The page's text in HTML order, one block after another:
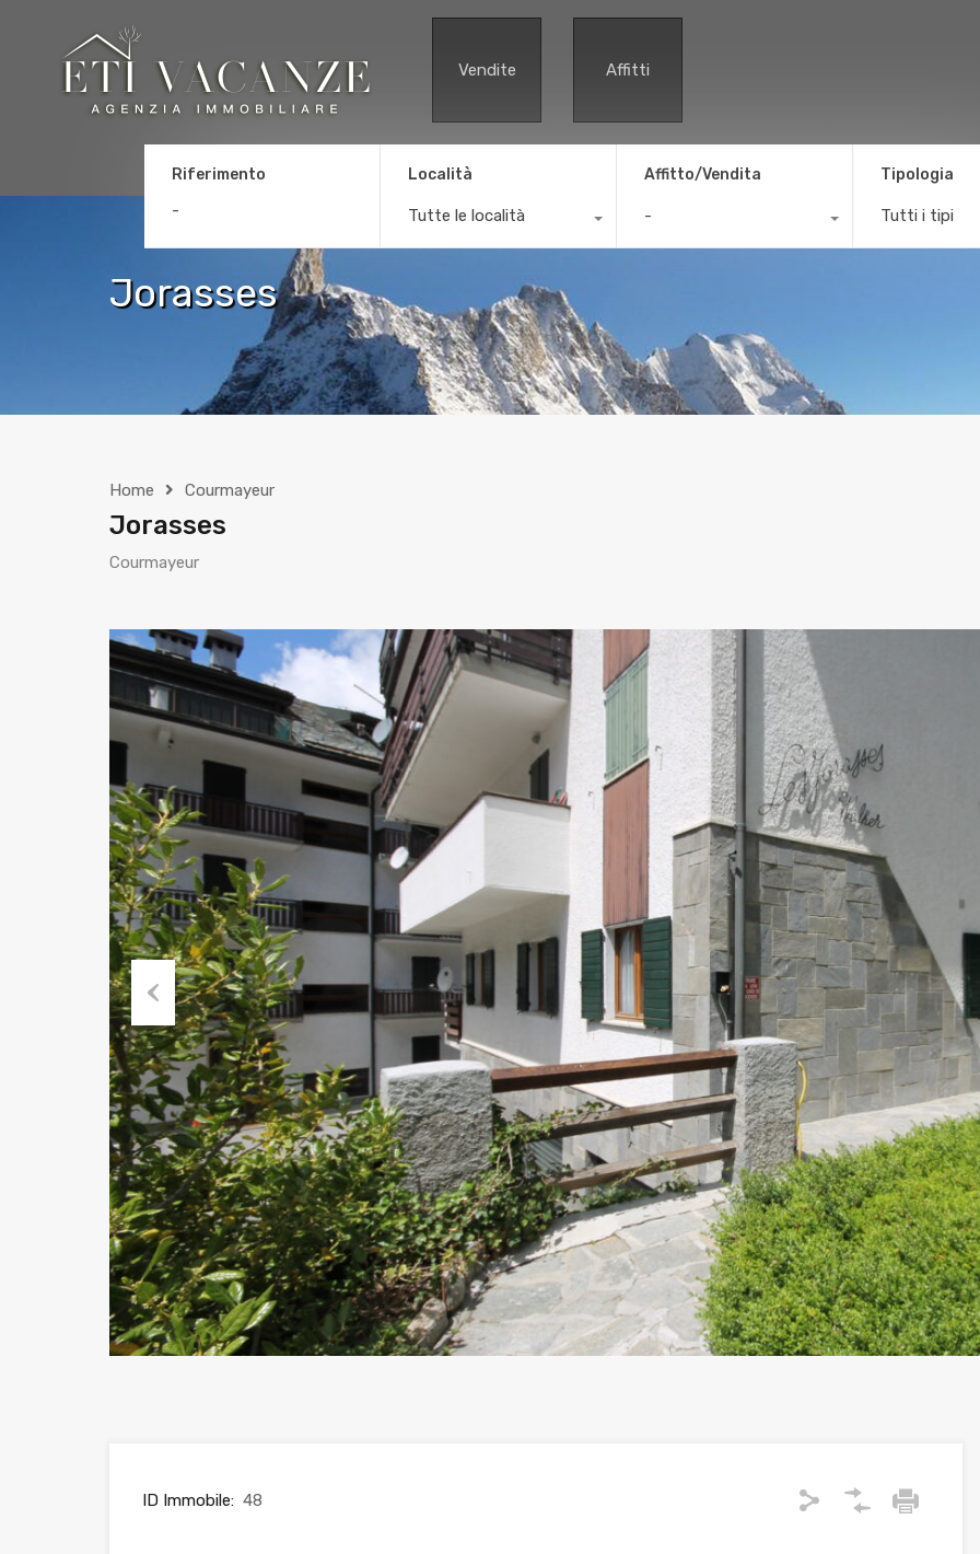
Vendite Affitti
Riferimento Località
Tutte le località
Affitto/Vendita
-
Tipologia
Tutti i tipi
Jorasses
Home Courmayeur
Jorasses
Courmayeur
Previous
ID Immobile: 48